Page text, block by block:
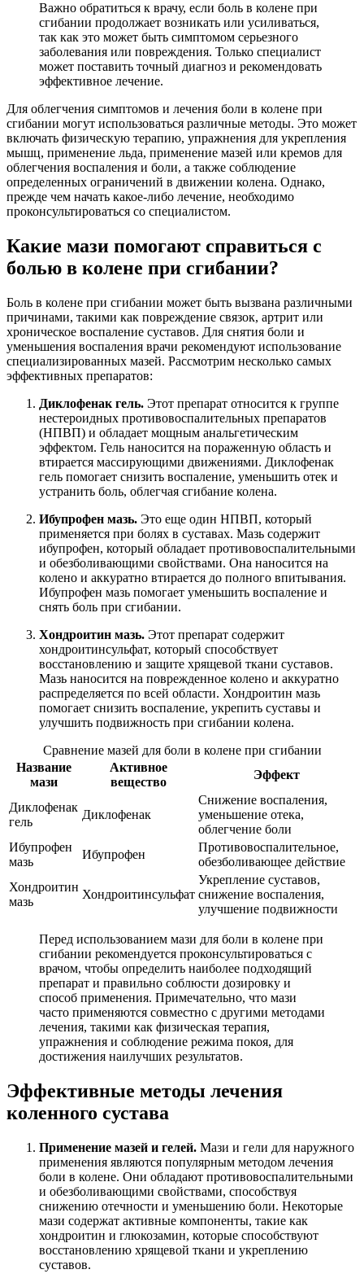
Важно обратиться к врачу, если боль в колене при
сгибании продолжает возникать или усиливаться,
так как это может быть симптомом серьезного
заболевания или повреждения. Только специалист
может поставить точный диагноз и рекомендовать
эффективное лечение.
Для облегчения симптомов и лечения боли в колене при
сгибании могут использоваться различные методы. Это может
включать физическую терапию, упражнения для укрепления
мышц, применение льда, применение мазей или кремов для
облегчения воспаления и боли, а также соблюдение
определенных ограничений в движении колена. Однако,
прежде чем начать какое-либо лечение, необходимо
проконсультироваться со специалистом.
Какие мази помогают справиться с
болью в колене при сгибании?
Боль в колене при сгибании может быть вызвана различными
причинами, такими как повреждение связок, артрит или
хроническое воспаление суставов. Для снятия боли и
уменьшения воспаления врачи рекомендуют использование
специализированных мазей. Рассмотрим несколько самых
эффективных препаратов:
Диклофенак гель. Этот препарат относится к группе
нестероидных противовоспалительных препаратов
(НПВП) и обладает мощным анальгетическим
эффектом. Гель наносится на пораженную область и
втирается массирующими движениями. Диклофенак
гель помогает снизить воспаление, уменьшить отек и
устранить боль, облегчая сгибание колена.
Ибупрофен мазь. Это еще один НПВП, который
применяется при болях в суставах. Мазь содержит
ибупрофен, который обладает противовоспалительными
и обезболивающими свойствами. Она наносится на
колено и аккуратно втирается до полного впитывания.
Ибупрофен мазь помогает уменьшить воспаление и
снять боль при сгибании.
Хондроитин мазь. Этот препарат содержит
хондроитинсульфат, который способствует
восстановлению и защите хрящевой ткани суставов.
Мазь наносится на поврежденное колено и аккуратно
распределяется по всей области. Хондроитин мазь
помогает снизить воспаление, укрепить суставы и
улучшить подвижность при сгибании колена.
Сравнение мазей для боли в колене при сгибании
Название
мази
Активное
вещество
Эффект
Диклофенак
гель
Диклофенак
Снижение воспаления,
уменьшение отека,
облегчение боли
Ибупрофен
мазь
Ибупрофен
Противовоспалительное,
обезболивающее действие
Хондроитин
мазь
Хондроитинсульфат
Укрепление суставов,
снижение воспаления,
улучшение подвижности
Перед использованием мази для боли в колене при
сгибании рекомендуется проконсультироваться с
врачом, чтобы определить наиболее подходящий
препарат и правильно соблюсти дозировку и
способ применения. Примечательно, что мази
часто применяются совместно с другими методами
лечения, такими как физическая терапия,
упражнения и соблюдение режима покоя, для
достижения наилучших результатов.
Эффективные методы лечения
коленного сустава
Применение мазей и гелей. Мази и гели для наружного
применения являются популярным методом лечения
боли в колене. Они обладают противовоспалительными
и обезболивающими свойствами, способствуя
снижению отечности и уменьшению боли. Некоторые
мази содержат активные компоненты, такие как
хондроитин и глюкозамин, которые способствуют
восстановлению хрящевой ткани и укреплению
суставов.